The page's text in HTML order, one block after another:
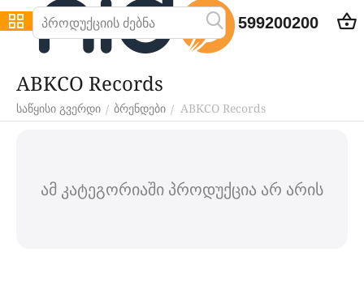
599200200
ABKCO Records
საწყისი გვერდი / ბრენდები / ABKCO Records
ამ კატეგორიაში პროდუქცია არ არის